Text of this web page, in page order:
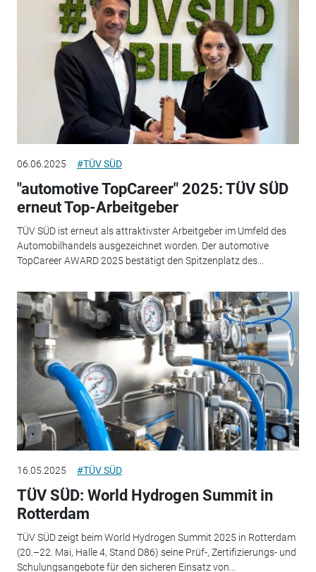
06.06.2025 #TÜV SÜD
"automotive TopCareer" 2025: TÜV SÜD
erneut Top-Arbeitgeber
TÜV SÜD ist erneut als attraktivster Arbeitgeber im Umfeld des
Automobilhandels ausgezeichnet worden. Der automotive
TopCareer AWARD 2025 bestätigt den Spitzenplatz des...
16.05.2025 #TÜV SÜD
TÜV SÜD: World Hydrogen Summit in
Rotterdam
TÜV SÜD zeigt beim World Hydrogen Summit 2025 in Rotterdam
(20.–22. Mai, Halle 4, Stand D86) seine Prüf-, Zertifizierungs- und
Schulungsangebote für den sicheren Einsatz von...